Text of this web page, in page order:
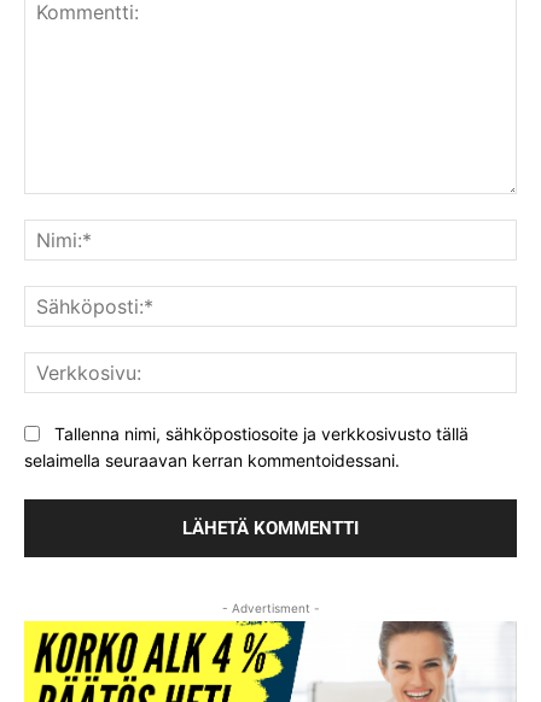
Tallenna nimi, sähköpostiosoite ja verkkosivusto tällä
selaimella seuraavan kerran kommentoidessani.
- Advertisment -